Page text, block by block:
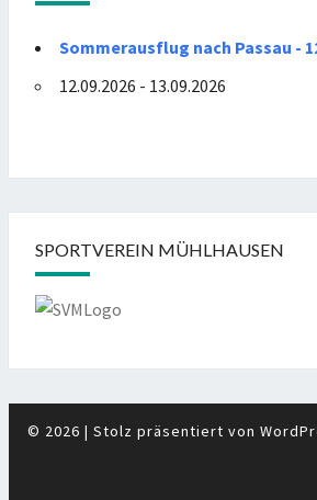
Sommerausflug nach Passau -
12.09.2026 - 13.09.2026
SPORTVEREIN MÜHLHAUSEN
© 2026 | Stolz präsentiert von